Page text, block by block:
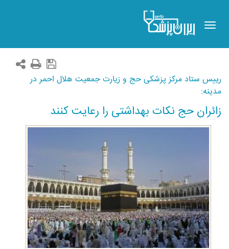
Toggle
navigation
رییس ستاد مرکز پزشکی حج و زیارت جمعیت هلال احمر در
مدینه:
زائران حج نکات بهداشتی را رعایت کنند